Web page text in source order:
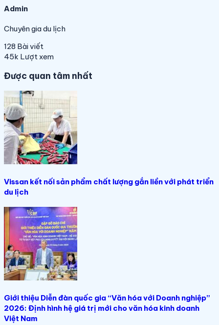
Admin
Chuyên gia du lịch
128 Bài viết
45k Lượt xem
Được quan tâm nhất
Vissan kết nối sản phẩm chất lượng gắn liền với phát triển
du lịch
Giới thiệu Diễn đàn quốc gia “Văn hóa với Doanh nghiệp”
2026: Định hình hệ giá trị mới cho văn hóa kinh doanh
Việt Nam